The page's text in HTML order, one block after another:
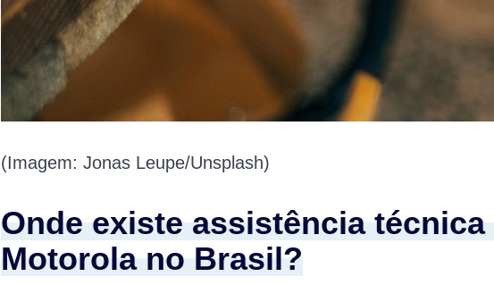
(Imagem: Jonas Leupe/Unsplash)
Onde existe assistência técnica
Motorola no Brasil?